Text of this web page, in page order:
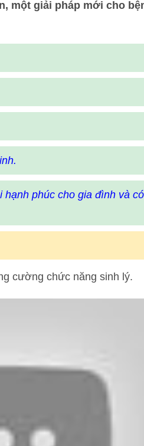
một giải pháp mới cho
phúc cho gia đình và
cường chức năng sinh lý.